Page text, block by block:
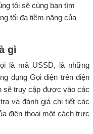
tôi sẽ cùng bạn tìm
tối đa tiềm năng của
gì
là mã USSD, là những
dụng Gọi điện trên điện
sẽ truy cập được vào các
và đánh giá chi tiết các
điện thoại một cách trực